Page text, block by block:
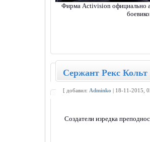
Фирма Activision официально
Сержант Рекс Кольт
[ добавил: Adminko | 18-11-2015,
Создатели изредка